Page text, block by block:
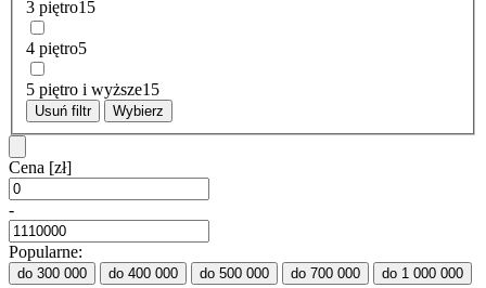
3 piętro15
4 piętro5
5 piętro i wyższe15
Usuń filtr Wybierz
Cena [zł]
-
Popularne:
do 300 000 do 400 000 do 500 000 do 700 000 do 1 000 000